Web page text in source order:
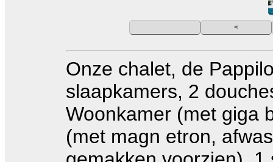
<
Onze chalet, de
slaapkamers, 2
Woonkamer (met giga
(met magn etron,